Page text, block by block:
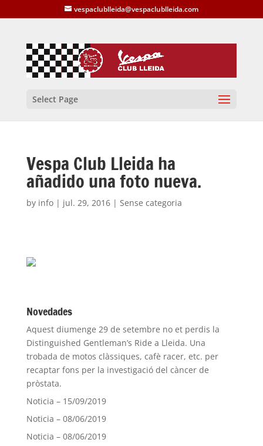
vespaclublleida@vespaclublleida.com
Select Page
Vespa Club Lleida ha
añadido una foto nueva.
by info| jul. 29, 2016| Sense categoria
Novedades
Aquest diumenge 29 de setembre no et perdis la
Distinguished Gentleman’s Ride a Lleida. Una
trobada de motos clàssiques, cafè racer, etc. per
recaptar fons per la investigació del càncer de
pròstata.
Noticia – 15/09/2019
Noticia – 08/06/2019
Noticia – 08/06/2019